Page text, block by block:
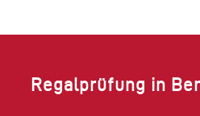
Regalprüfung in